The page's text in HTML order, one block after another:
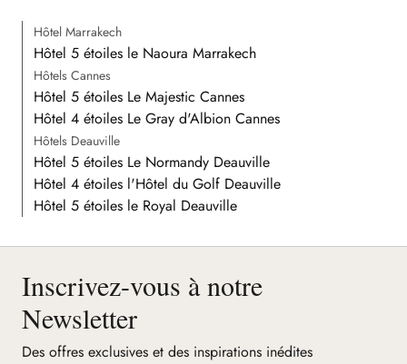
Hôtel Marrakech
Hôtel 5 étoiles le Naoura Marrakech
Hôtels Cannes
Hôtel 5 étoiles Le Majestic Cannes
Hôtel 4 étoiles Le Gray d'Albion Cannes
Hôtels Deauville
Hôtel 5 étoiles Le Normandy Deauville
Hôtel 4 étoiles l'Hôtel du Golf Deauville
Hôtel 5 étoiles le Royal Deauville
Inscrivez-vous à notre
Newsletter
Des offres exclusives et des inspirations inédites